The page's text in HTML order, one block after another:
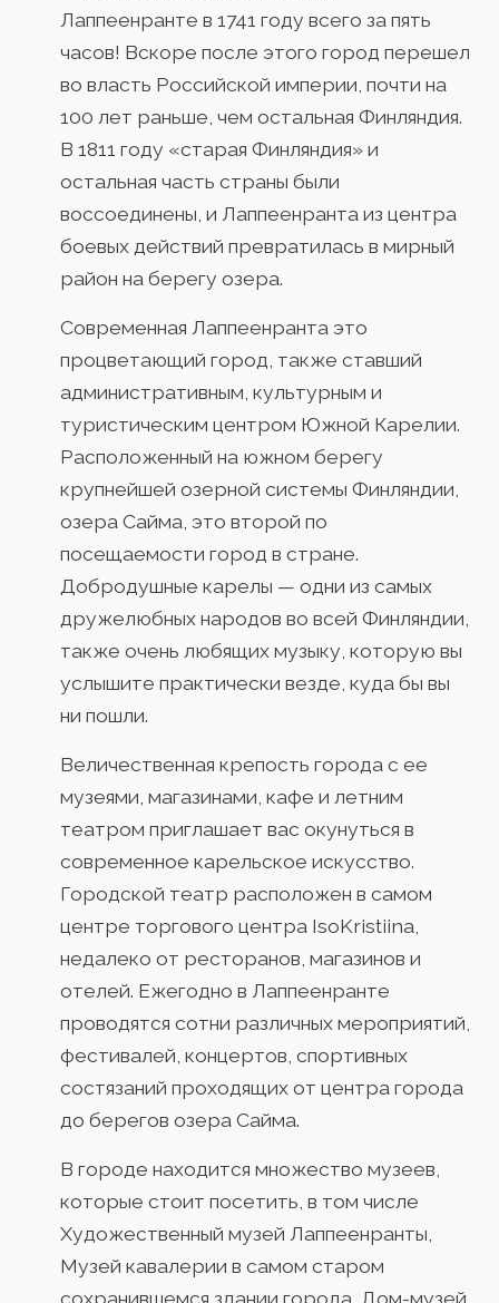
Лаппеенранте в 1741 году всего за пять
часов! Вскоре после этого город перешел
во власть Российской империи, почти на
100 лет раньше, чем остальная Финляндия.
В 1811 году «старая Финляндия» и
остальная часть страны были
воссоединены, и Лаппеенранта из центра
боевых действий превратилась в мирный
район на берегу озера.
Современная Лаппеенранта это
процветающий город, также ставший
административным, культурным и
туристическим центром Южной Карелии.
Расположенный на южном берегу
крупнейшей озерной системы Финляндии,
озера Сайма, это второй по
посещаемости город в стране.
Добродушные карелы — одни из самых
дружелюбных народов во всей Финляндии,
также очень любящих музыку, которую вы
услышите практически везде, куда бы вы
ни пошли.
Величественная крепость города с ее
музеями, магазинами, кафе и летним
театром приглашает вас окунуться в
современное карельское искусство.
Городской театр расположен в самом
центре торгового центра IsoKristiina,
недалеко от ресторанов, магазинов и
отелей. Ежегодно в Лаппеенранте
проводятся сотни различных мероприятий,
фестивалей, концертов, спортивных
состязаний проходящих от центра города
до берегов озера Сайма.
В городе находится множество музеев,
которые стоит посетить, в том числе
Художественный музей Лаппеенранты,
Музей кавалерии в самом старом
сохранившемся здании города, Дом-музей